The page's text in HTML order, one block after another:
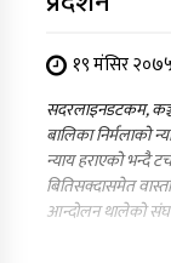
१९ मंसिर
सदरलाइनडटकम,
बालिका निर्मलाको
न्याय हराएको भन्दै
बितिसक्दासमेत
आन्दोलन थालेको